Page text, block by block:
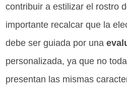
contribuir a estilizar el rostro
importante recalcar que la
debe ser guiada por una
personalizada, ya que no
presentan las mismas